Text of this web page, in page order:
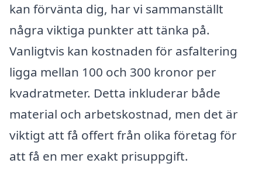
kan förvänta dig, har vi sammanställt
några viktiga punkter att tänka på.
Vanligtvis kan kostnaden för asfaltering
ligga mellan 100 och 300 kronor per
kvadratmeter. Detta inkluderar både
material och arbetskostnad, men det är
viktigt att få offert från olika företag för
att få en mer exakt prisuppgift.